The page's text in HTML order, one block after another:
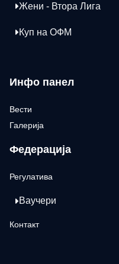
Жени - Втора Лига
Куп на ОФМ
Инфо панел
Вести
Галерија
Федерација
Регулатива
Ваучери
Контакт